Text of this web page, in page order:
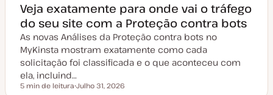
Veja exatamente para onde vai o tráfego
do seu site com a Proteção contra bots
As novas Análises da Proteção contra bots no
MyKinsta mostram exatamente como cada
solicitação foi classificada e o que aconteceu com
ela, incluind…
Tempo de leitura
5 min de leitura Julho 31, 2026